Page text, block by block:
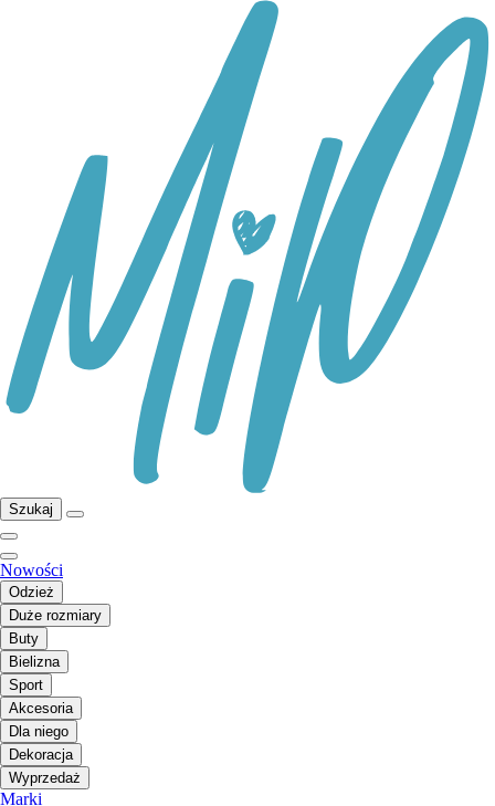
Szukaj
Nowości
Odzież
Duże rozmiary
Buty
Bielizna
Sport
Akcesoria
Dla niego
Dekoracja
Wyprzedaż
Marki